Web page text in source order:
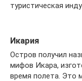
туристическая
Икария
Остров получил
мифов Икара,
время полета. Это